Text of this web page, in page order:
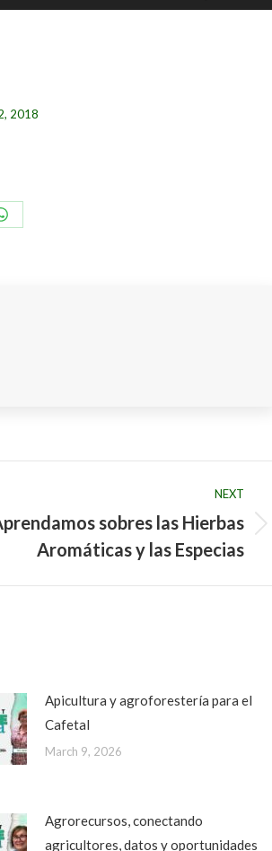
Up/Down
2018
Share
NEXT
sobres las Hierbas
Aromáticas y las Especias
Apicultura y agroforestería para el
Cafetal
March 9, 2026
Agrorecursos, conectando
agricultores, datos y oportunidades